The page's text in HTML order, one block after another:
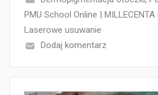
PMU School Online | MILLECENTA
Laserowe usuwanie
Dodaj komentarz